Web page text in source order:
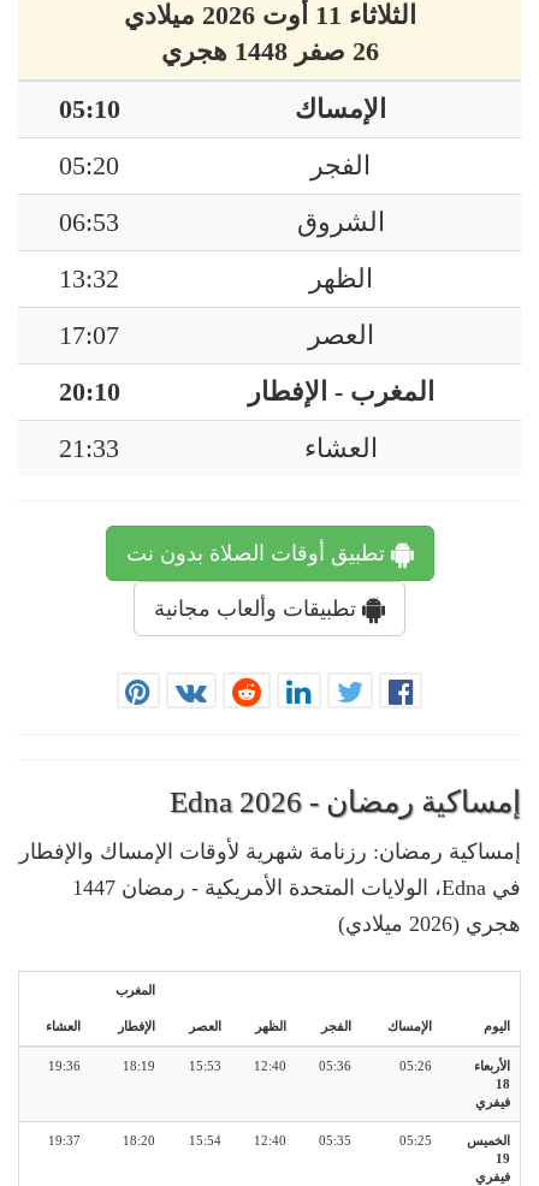
الثلاثاء 11 أوت 2026 ميلادي
26 صفر 1448 هجري
الإمساك
05:10
الفجر
05:20
الشروق
06:53
الظهر
13:32
العصر
17:07
المغرب - الإفطار
20:10
العشاء
21:33
تطبيق أوقات الصلاة بدون نت
تطبيقات وألعاب مجانية
إمساكية رمضان - Edna 2026
إمساكية رمضان: رزنامة شهرية لأوقات الإمساك والإفطار
في Edna، الولايات المتحدة الأمريكية - رمضان 1447
هجري (2026 ميلادي)
اليوم الإمساك الفجر الظهر العصر
المغرب
الإفطار العشاء
الأربعاء
18
فيفري
05:26
05:36
12:40
15:53
18:19
19:36
الخميس
19
فيفري
05:25
05:35
12:40
15:54
18:20
19:37